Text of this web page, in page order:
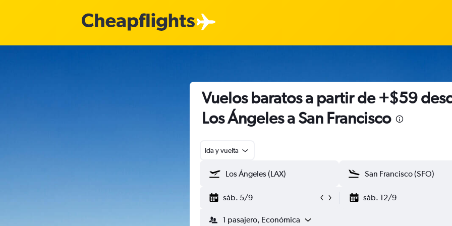
Vuelos baratos a partir de +$59
Los Ángeles a San Francisco
Ida y vuelta
sáb. 5/9 sáb. 12/9
1 pasajero, Económica